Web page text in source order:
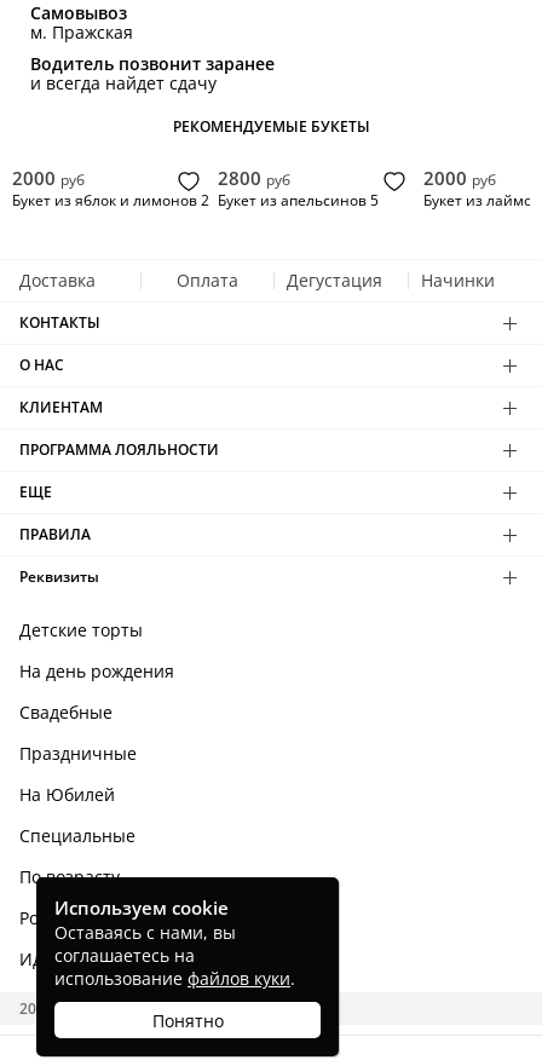
Самовывоз
м. Пражская
Водитель позвонит заранее
и всегда найдет сдачу
РЕКОМЕНДУЕМЫЕ БУКЕТЫ
2000 руб
Букет из яблок и лимонов 2
2800 руб
Букет из апельсинов 5
2000 руб
Букет из лаймов
Доставка Оплата Дегустация Начинки
КОНТАКТЫ
О НАС
КЛИЕНТАМ
ПРОГРАММА ЛОЯЛЬНОСТИ
ЕЩЕ
ПРАВИЛА
Реквизиты
Детские торты
На день рождения
Свадебные
Праздничные
На Юбилей
Специальные
По возрасту
Родным и близким
Идеи тортов
2026 CAKES.RU
Используем cookie
Оставаясь с нами, вы
соглашаетесь на
использование файлов куки.
Понятно